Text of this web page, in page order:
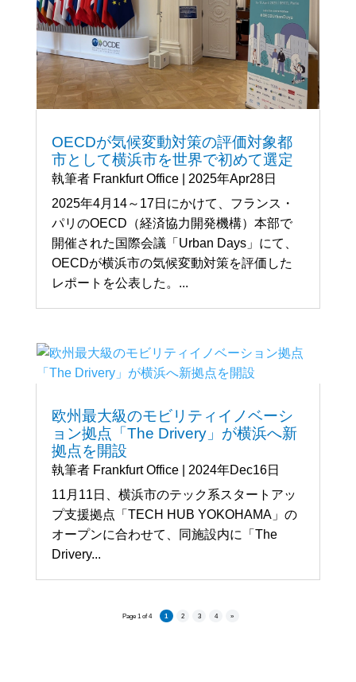
OECDが気候変動対策の評価対象都
市として横浜市を世界で初めて選定
執筆者 Frankfurt Office| 2025年Apr28日
2025年4月14～17日にかけて、フランス・
パリのOECD（経済協力開発機構）本部で
開催された国際会議「Urban Days」にて、
OECDが横浜市の気候変動対策を評価した
レポートを公表した。...
欧州最大級のモビリティイノベーシ
ョン拠点「The Drivery」が横浜へ新
拠点を開設
執筆者 Frankfurt Office| 2024年Dec16日
11月11日、横浜市のテック系スタートアッ
プ支援拠点「TECH HUB YOKOHAMA」の
オープンに合わせて、同施設内に「The
Drivery...
Page 1 of 4 1 2 3 4 »